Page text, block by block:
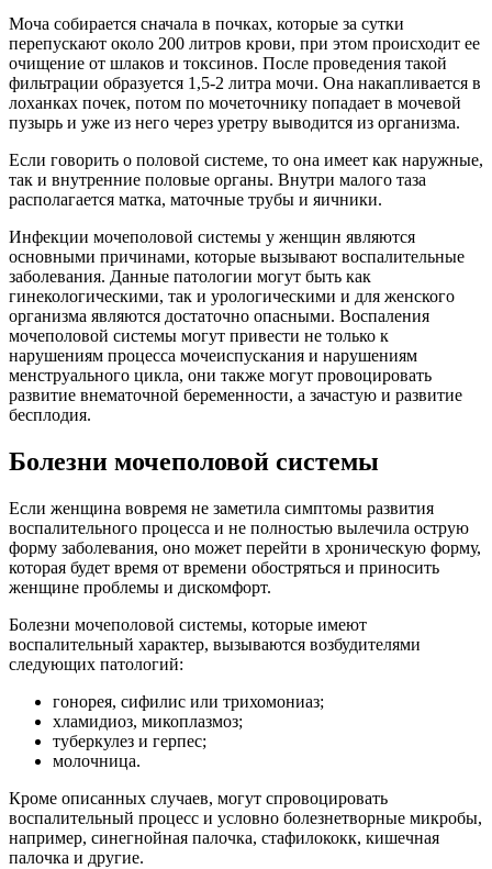
Моча собирается сначала в почках, которые за сутки
перепускают около 200 литров крови, при этом происходит ее
очищение от шлаков и токсинов. После проведения такой
фильтрации образуется 1,5-2 литра мочи. Она накапливается в
лоханках почек, потом по мочеточнику попадает в мочевой
пузырь и уже из него через уретру выводится из организма.
Если говорить о половой системе, то она имеет как наружные,
так и внутренние половые органы. Внутри малого таза
располагается матка, маточные трубы и яичники.
Инфекции мочеполовой системы у женщин являются
основными причинами, которые вызывают воспалительные
заболевания. Данные патологии могут быть как
гинекологическими, так и урологическими и для женского
организма являются достаточно опасными. Воспаления
мочеполовой системы могут привести не только к
нарушениям процесса мочеиспускания и нарушениям
менструального цикла, они также могут провоцировать
развитие внематочной беременности, а зачастую и развитие
бесплодия.
Болезни мочеполовой системы
Если женщина вовремя не заметила симптомы развития
воспалительного процесса и не полностью вылечила острую
форму заболевания, оно может перейти в хроническую форму,
которая будет время от времени обостряться и приносить
женщине проблемы и дискомфорт.
Болезни мочеполовой системы, которые имеют
воспалительный характер, вызываются возбудителями
следующих патологий:
гонорея, сифилис или трихомониаз;
хламидиоз, микоплазмоз;
туберкулез и герпес;
молочница.
Кроме описанных случаев, могут спровоцировать
воспалительный процесс и условно болезнетворные микробы,
например, синегнойная палочка, стафилококк, кишечная
палочка и другие.